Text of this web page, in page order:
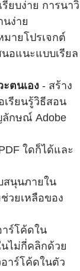
รียบง่าย การนาวิ
นง่าย
ายโปรเจกต์
อแนะแบบเรียล
ตนเอง - สร้าง
รียนรู้วิธีสอน
ลักษณ์ Adobe
ใดก็ได้และ
สนุนภายใน
วยเหลือของ
าร์โค้ดใน
นไม่กี่คลิกด้วย
าร์โค้ดในตัว